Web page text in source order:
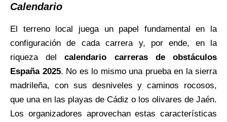
Calendario
El terreno local juega un papel fundamental en la
configuración de cada carrera y, por ende, en la
riqueza delcalendario carreras de obstáculos
España 2025. No es lo mismo una prueba en la sierra
madrileña, con sus desniveles y caminos rocosos,
que una en las playas de Cádiz o los olivares de Jaén.
Los organizadores aprovechan estas características